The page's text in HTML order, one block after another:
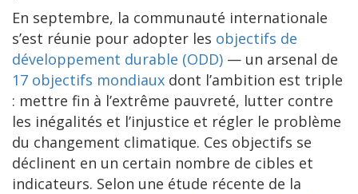
En septembre, la communauté internationale
s’est réunie pour adopter les objectifs de
développement durable (ODD) — un arsenal de
17 objectifs mondiaux dont l’ambition est triple
: mettre fin à l’extrême pauvreté, lutter contre
les inégalités et l’injustice et régler le problème
du changement climatique. Ces objectifs se
déclinent en un certain nombre de cibles et
indicateurs. Selon une étude récente de la